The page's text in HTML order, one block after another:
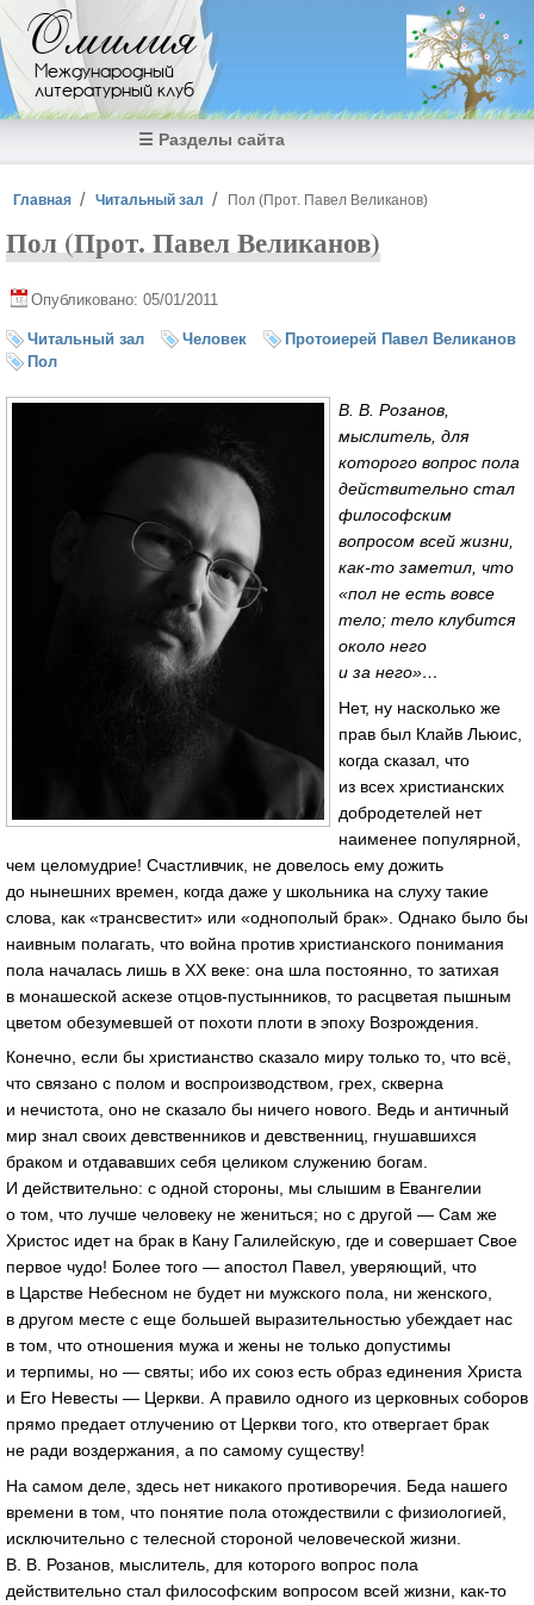
Перейти к основному содержанию
Омилия
Международный
литературный клуб
☰ Разделы сайта
Вы здесь
Главная Читальный зал Пол (Прот. Павел Великанов)
Пол (Прот. Павел Великанов)
Опубликовано: 05/01/2011
Читальный зал Человек
Протоиерей Павел Великанов
Пол
В. В. Розанов
мыслитель, для
которого вопрос пола
действительно стал
философским
вопросом всей жизни,
как-то заметил, что
«пол не есть вовсе
тело; тело клубится
около него
и за него»…
Нет, ну насколько же
прав был Клайв Льюис,
когда сказал, что
из всех христианских
добродетелей нет
наименее популярной,
чем целомудрие! Счастливчик, не довелось ему дожить
до нынешних времен, когда даже у школьника на слуху такие
слова, как «трансвестит» или «однополый брак». Однако было бы
наивным полагать, что война против христианского понимания
пола началась лишь в ХХ веке: она шла постоянно, то затихая
в монашеской аскезе отцов-пустынников , то расцветая пышным
цветом обезумевшей от похоти плоти в эпоху Возрождения.
Конечно, если бы христианство сказало миру только то, что всё,
что связано с полом и воспроизводством, грех, скверна
и нечистота, оно не сказало бы ничего нового. Ведь и античный
мир знал своих девственников и девственниц, гнушавшихся
браком и отдававших себя целиком служению богам.
И действительно: с одной стороны, мы слышим в Евангелии
о том, что лучше человеку не жениться; но с другой — Сам же
Христос идет на брак в Кану Галилейскую, где и совершает Свое
первое чудо! Более того — апостол Павел, уверяющий, что
в Царстве Небесном не будет ни мужского пола, ни женского,
в другом месте с еще большей выразительностью убеждает нас
в том, что отношения мужа и жены не только допустимы
и терпимы, но — святы; ибо их союз есть образ единения Христа
и Его Невесты — Церкви. А правило одного из церковных соборов
прямо предает отлучению от Церкви того, кто отвергает брак
не ради воздержания, а по самому существу!
На самом деле, здесь нет никакого противоречия. Беда нашего
времени в том, что понятие пола отождествили с физиологией,
исключительно с телесной стороной человеческой жизни.
В. В. Розанов , мыслитель, для которого вопрос пола
действительно стал философским вопросом всей жизни, как-то